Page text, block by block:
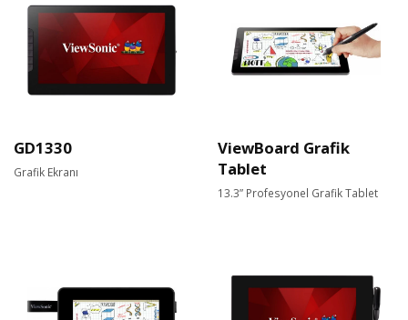
GD1330
Grafik Ekranı
ViewBoard Grafik
Tablet
13.3” Profesyonel Grafik Tablet